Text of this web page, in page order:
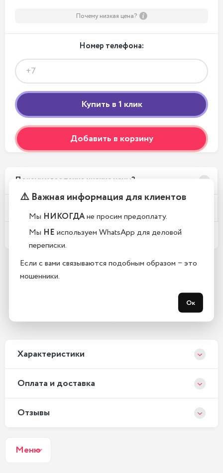
Почему низкая цена?
Номер телефона:
Добавить в корзину
Почему у вас такие низкие цены?
Какой срок гарантии?
Xарактеристики
Оплата и доставка
Отзывы
Меню
⚠️ Важная информация для клиентов
Мы НИКОГДАне просим предоплату.
Мы НЕ используем WhatsApp для деловой
переписки.
Если с вами связываются подобным образом − это
мошенники.
Ок